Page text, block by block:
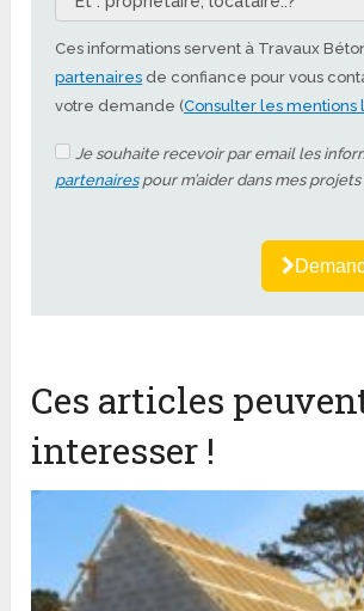
Ces informations servent à Travaux
partenaires de confiance pour vous
votre demande (Consulter les mentions
Je souhaite recevoir par email les
partenairespour m’aider dans mes
Ces articles
interesser !